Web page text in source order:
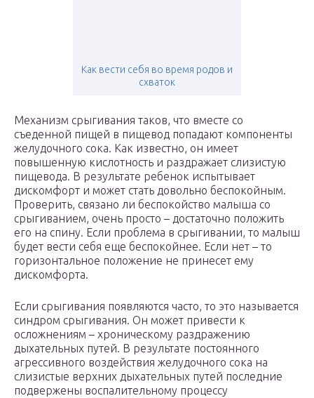
Как вести себя во время родов и
схваток
Механизм срыгивания таков, что вместе со
съеденной пищей в пищевод попадают компоненты
желудочного сока. Как известно, он имеет
повышенную кислотность и раздражает слизистую
пищевода. В результате ребенок испытывает
дискомфорт и может стать довольно беспокойным.
Проверить, связано ли беспокойство малыша со
срыгиванием, очень просто – достаточно положить
его на спину. Если проблема в срыгивании, то малыш
будет вести себя еще беспокойнее. Если нет – то
горизонтальное положение не принесет ему
дискомфорта.
Если срыгивания появляются часто, то это называется
синдром срыгивания. Он может привести к
осложнениям – хроническому раздражению
дыхательных путей. В результате постоянного
агрессивного воздействия желудочного сока на
слизистые верхних дыхательных путей последние
подвержены воспалительному процессу